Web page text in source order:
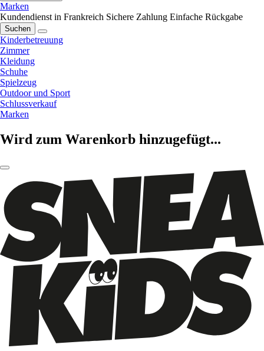
Marken
Kundendienst in Frankreich Sichere Zahlung Einfache Rückgabe
Suchen
Kinderbetreuung
Zimmer
Kleidung
Schuhe
Spielzeug
Outdoor und Sport
Schlussverkauf
Marken
Wird zum Warenkorb hinzugefügt...